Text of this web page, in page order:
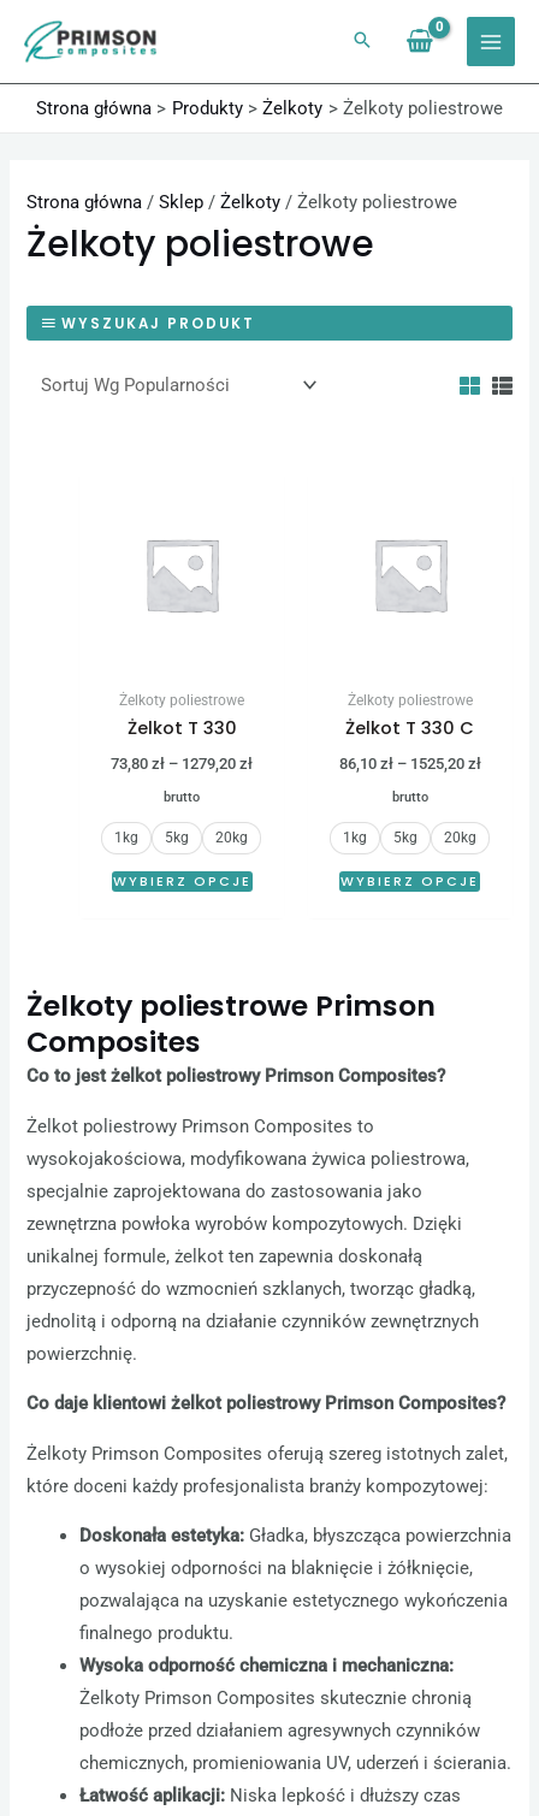
treści
Strona główna
Produkty Żelkoty Żelkoty poliestrowe
Strona główna /Sklep /Żelkoty / Żelkoty poliestrowe
Żelkoty poliestrowe
WYSZUKAJ PRODUKT
Żelkoty poliestrowe
Żelkot T 330
73,80zł – 1279,20zł
brutto
1kg 5kg 20kg
WYBIERZ OPCJE
Żelkoty poliestrowe
Żelkot T 330 C
86,10 zł – 1525,20 zł
brutto
1kg 5kg 20kg
WYBIERZ OPCJE
Żelkoty poliestrowe Primson
Composites
Co to jest żelkot poliestrowy Primson Composites?
Żelkot poliestrowy Primson Composites to
wysokojakościowa, modyfikowana żywica poliestrowa,
specjalnie zaprojektowana do zastosowania jako
zewnętrzna powłoka wyrobów kompozytowych. Dzięki
unikalnej formule, żelkot ten zapewnia doskonałą
przyczepność do wzmocnień szklanych, tworząc gładką,
jednolitą i odporną na działanie czynników zewnętrznych
powierzchnię.
Co daje klientowi żelkot poliestrowy Primson Composites?
Żelkoty Primson Composites oferują szereg istotnych zalet,
które doceni każdy profesjonalista branży kompozytowej:
Doskonała estetyka: Gładka, błyszcząca powierzchnia
o wysokiej odporności na blaknięcie i żółknięcie,
pozwalająca na uzyskanie estetycznego wykończenia
finalnego produktu.
Wysoka odporność chemiczna i mechaniczna:
Żelkoty Primson Composites skutecznie chronią
podłoże przed działaniem agresywnych czynników
chemicznych, promieniowania UV, uderzeń i ścierania.
Łatwość aplikacji: Niska lepkość i dłuższy czas